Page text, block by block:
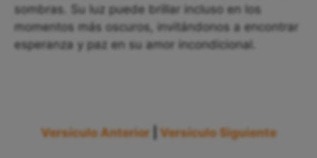
sombras. Su luz puede brillar incluso en los
momentos más oscuros, invitándonos a encontrar
esperanza y paz en su amor incondicional.
Versículo Anterior Versículo Siguiente